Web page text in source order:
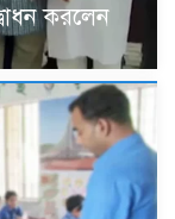
করলেন